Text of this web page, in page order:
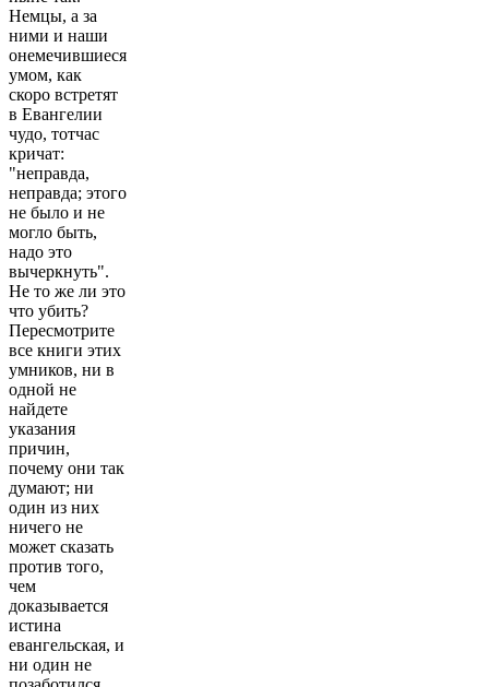
Немцы, а за
ними и наши
онемечившиеся
умом, как
скоро встретят
в Евангелии
чудо, тотчас
кричат:
"неправда,
неправда; этого
не было и не
могло быть,
надо это
вычеркнуть".
Не то же ли это
что убить?
Пересмотрите
все книги этих
умников, ни в
одной не
найдете
указания
причин,
почему они так
думают; ни
один из них
ничего не
может сказать
против того,
чем
доказывается
истина
евангельская, и
ни один не